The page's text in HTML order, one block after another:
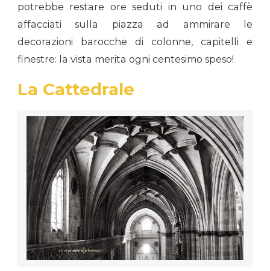
potrebbe restare ore seduti in uno dei caffè
affacciati sulla piazza ad ammirare le
decorazioni barocche di colonne, capitelli e
finestre: la vista merita ogni centesimo speso!
La Cattedrale